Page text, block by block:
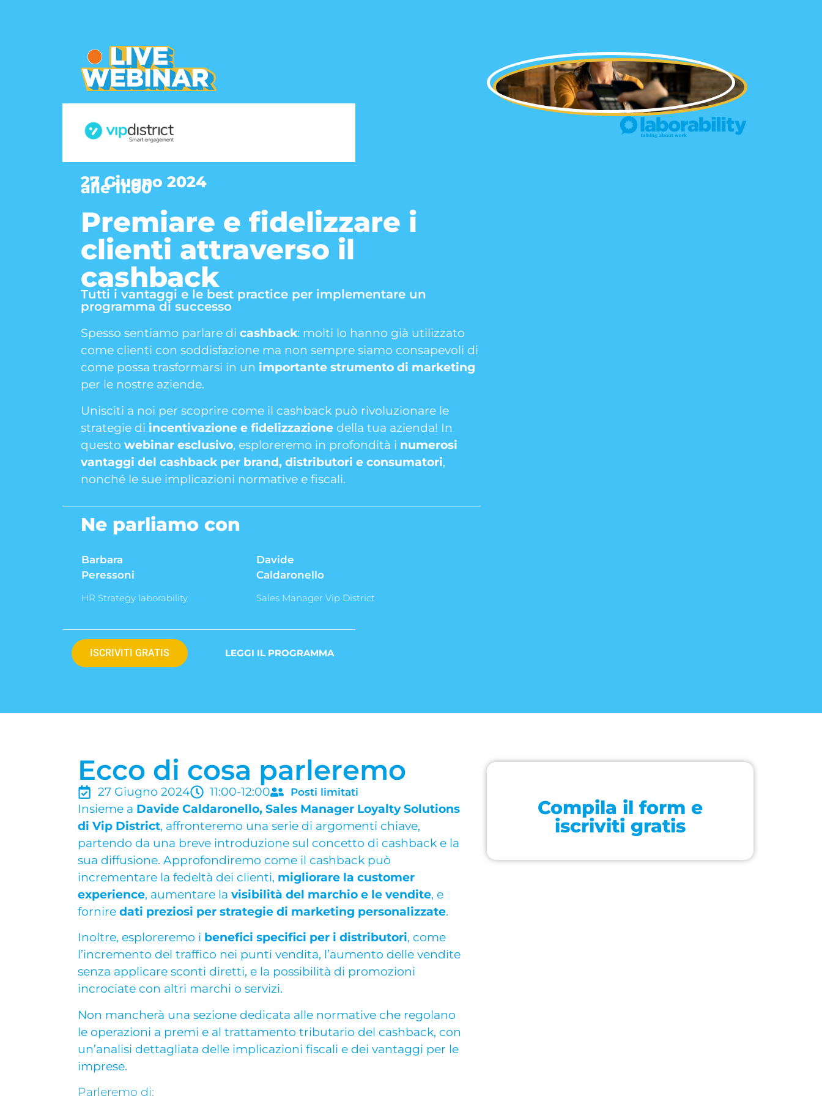
27 Giugno 2024
alle 11.00
Premiare e fidelizzare i
clienti attraverso il
cashback
Tutti i vantaggi e le best practice per implementare un
programma di successo
Spesso sentiamo parlare di cashback: molti lo hanno già utilizzato
come clienti con soddisfazione ma non sempre siamo consapevoli di
come possa trasformarsi in un importante strumento di marketing
per le nostre aziende.
Unisciti a noi per scoprire come il cashback può rivoluzionare le
strategie di incentivazione e fidelizzazione della tua azienda! In
questo webinar esclusivo, esploreremo in profondità i numerosi
vantaggi del cashback per brand, distributori e consumatori,
nonché le sue implicazioni normative e fiscali.
Ne parliamo con
Barbara
Peressoni
HR Strategy laborability
Davide
Caldaronello
Sales Manager Vip District
ISCRIVITI GRATIS LEGGI IL PROGRAMMA
Ecco di cosa parleremo
27 Giugno 2024 11:00-12:00 Posti limitati
Insieme a Davide Caldaronello, Sales Manager Loyalty Solutions
di Vip District, affronteremo una serie di argomenti chiave,
partendo da una breve introduzione sul concetto di cashback e la
sua diffusione. Approfondiremo come il cashback può
incrementare la fedeltà dei clienti, migliorare la customer
experience, aumentare la visibilità del marchio e le vendite, e
fornire dati preziosi per strategie di marketing personalizzate.
Inoltre, esploreremo i benefici specifici per i distributori, come
l’incremento del traffico nei punti vendita, l’aumento delle vendite
senza applicare sconti diretti, e la possibilità di promozioni
incrociate con altri marchi o servizi.
Non mancherà una sezione dedicata alle normative che regolano
le operazioni a premi e al trattamento tributario del cashback, con
un’analisi dettagliata delle implicazioni fiscali e dei vantaggi per le
imprese.
Parleremo di:
Compila il form e
iscriviti gratis